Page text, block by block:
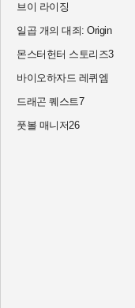
브이 라이징
일곱 개의 대죄: Origin
몬스터헌터 스토리즈3
바이오하자드 레퀴엠
드래곤 퀘스트7
풋볼 매니저26